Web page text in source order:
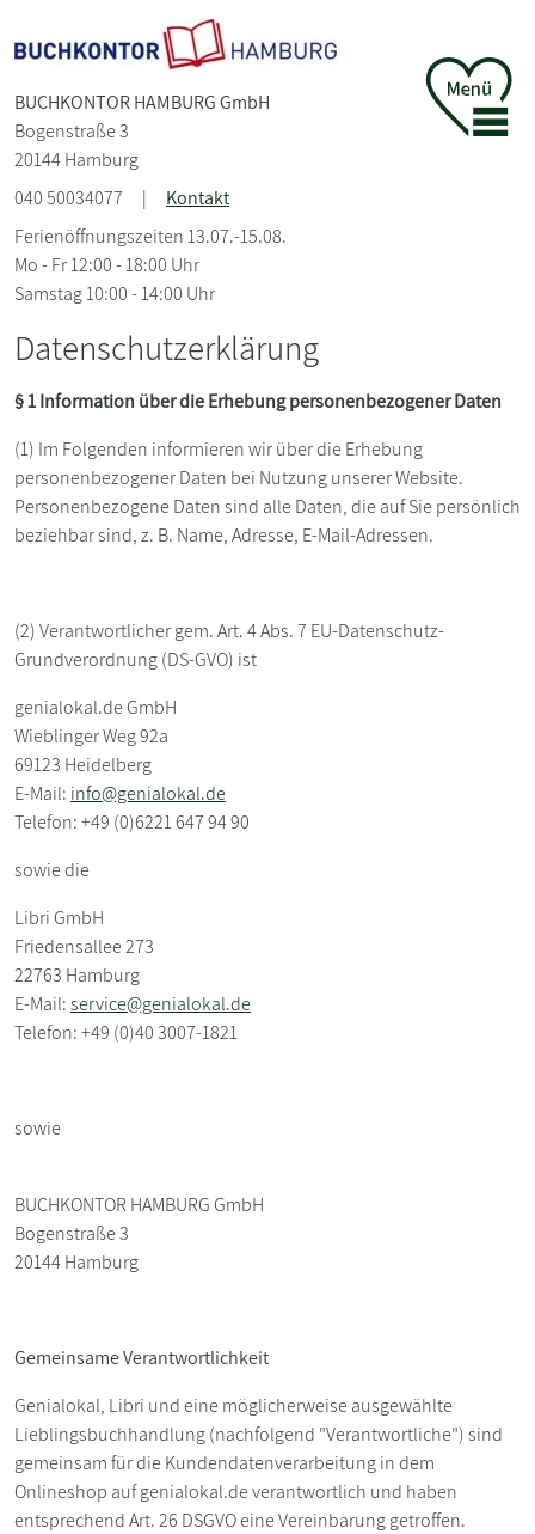
BUCHKONTOR HAMBURG GmbH
Bogenstraße 3
20144 Hamburg
040 50034077
|
Kontakt
Ferienöffnungszeiten 13.07.-15.08.
Mo - Fr 12:00 - 18:00 Uhr
Samstag 10:00 - 14:00 Uhr
Datenschutzerklärung
§ 1 Information über die Erhebung personenbezogener Daten
(1) Im Folgenden informieren wir über die Erhebung
personenbezogener Daten bei Nutzung unserer Website.
Personenbezogene Daten sind alle Daten, die auf Sie persönlich
beziehbar sind, z. B. Name, Adresse, E-Mail-Adressen.
(2) Verantwortlicher gem. Art. 4 Abs. 7 EU-Datenschutz-
Grundverordnung (DS-GVO) ist
genialokal.de GmbH
Wieblinger Weg 92a
69123 Heidelberg
E-Mail: info@genialokal.de
Telefon: +49 (0)6221 647 94 90
sowie die
Libri GmbH
Friedensallee 273
22763 Hamburg
E-Mail:service@genialokal.de
Telefon: +49 (0)40 3007-1821
sowie
BUCHKONTOR HAMBURG GmbH
Bogenstraße 3
20144 Hamburg
Gemeinsame Verantwortlichkeit
Genialokal, Libri und eine möglicherweise ausgewählte
Lieblingsbuchhandlung (nachfolgend "Verantwortliche") sind
gemeinsam für die Kundendatenverarbeitung in dem
Onlineshop auf genialokal.de verantwortlich und haben
entsprechend Art. 26 DSGVO eine Vereinbarung getroffen.